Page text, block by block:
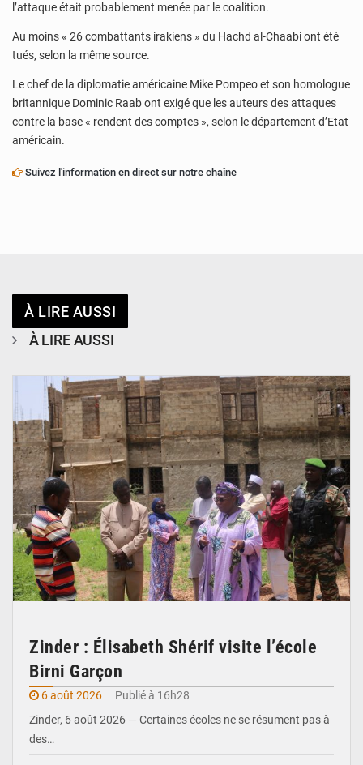
l’attaque était probablement menée par le coalition.
Au moins « 26 combattants irakiens » du Hachd al-Chaabi ont été
tués, selon la même source.
Le chef de la diplomatie américaine Mike Pompeo et son homologue
britannique Dominic Raab ont exigé que les auteurs des attaques
contre la base « rendent des comptes », selon le département d’Etat
américain.
Suivez l'information en direct sur notre chaîne
À LIRE AUSSI
À LIRE AUSSI
Zinder : Élisabeth Shérif visite l’école
Birni Garçon
6 août 2026
Publié à 16h28
Zinder, 6 août 2026 — Certaines écoles ne se résument pas à
des…